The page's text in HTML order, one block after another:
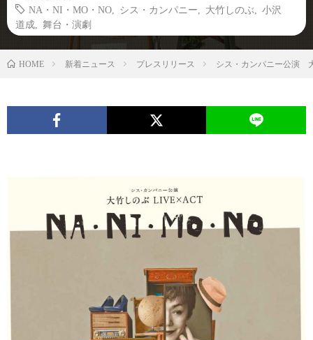
NA・NI・MO・NO
シス・カンパニー 大竹しのぶ
小沢
道成
舞台・演劇
HOME 新着ニュース プレスリリース シス・カンパニー公演